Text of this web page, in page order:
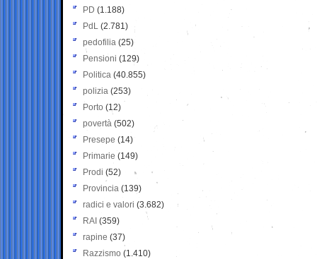
PD (1.188)
PdL (2.781)
pedofilia (25)
Pensioni (129)
Politica (40.855)
polizia (253)
Porto (12)
povertà (502)
Presepe (14)
Primarie (149)
Prodi (52)
Provincia (139)
radici e valori (3.682)
RAI (359)
rapine (37)
Razzismo (1.410)